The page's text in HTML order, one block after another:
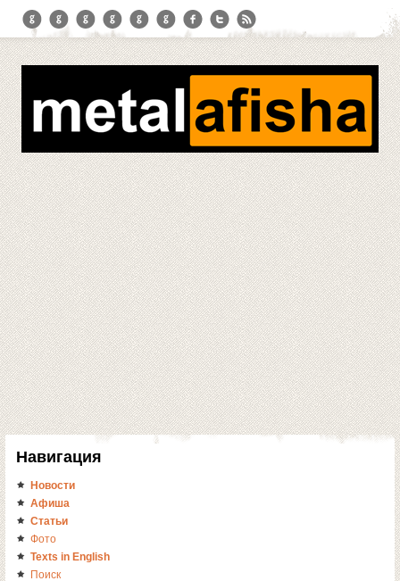
Навигация
Новости
Афиша
Статьи
Фото
Texts in English
Поиск